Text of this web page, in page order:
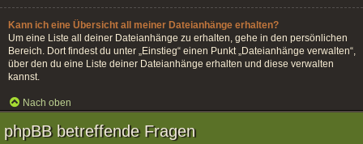
Kann ich eine Übersicht all meiner Dateianhänge erhalten?
Um eine Liste all deiner Dateianhänge zu erhalten, gehe in den persönlichen
Bereich. Dort findest du unter „Einstieg“ einen Punkt „Dateianhänge verwalten“,
über den du eine Liste deiner Dateianhänge erhalten und diese verwalten
kannst.
Nach oben
phpBB betreffende Fragen